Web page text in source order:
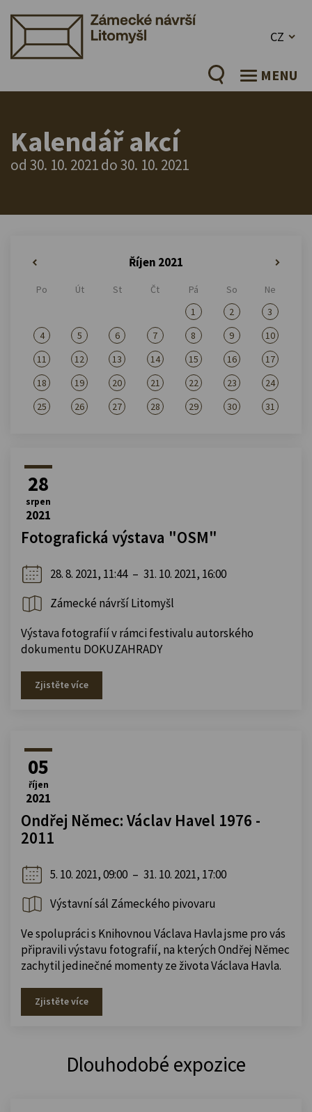
CZ
MENU
Kalendář akcí
od 30. 10. 2021 do 30. 10. 2021
Říjen 2021
Po Út St Čt Pá So
Ne
1
2
3
4
5 6 7 8 9
10
11
12 13 14 15 16
17
18
19 20 21 22 23
24
25
26 27 28 29 30 31
28
srpen
2021
Fotografická výstava "OSM"
28. 8. 2021, 11:44 – 31. 10. 2021, 16:00
Zámecké návrší Litomyšl
Výstava fotografií v rámci festivalu autorského
dokumentu DOKUZAHRADY
Zjistěte více
05
říjen
2021
Ondřej Němec: Václav Havel 1976 -
2011
5. 10. 2021, 09:00 – 31. 10. 2021, 17:00
Výstavní sál Zámeckého pivovaru
Ve spolupráci s Knihovnou Václava Havla jsme pro vás
připravili výstavu fotografií, na kterých Ondřej Němec
zachytil jedinečné momenty ze života Václava Havla.
Zjistěte více
Dlouhodobé expozice